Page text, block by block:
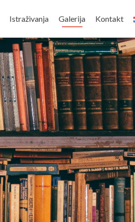
Istraživanja Galerija Kontakt